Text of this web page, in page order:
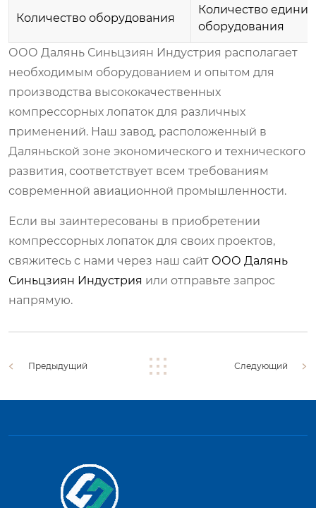
Количество оборудования
Количество единиц
оборудования
ООО Далянь Синьцзиян Индустрия располагает
необходимым оборудованием и опытом для
производства высококачественных
компрессорных лопаток для различных
применений. Наш завод, расположенный в
Даляньской зоне экономического и технического
развития, соответствует всем требованиям
современной авиационной промышленности.
Если вы заинтересованы в приобретении
компрессорных лопаток для своих проектов,
свяжитесь с нами через наш сайт ООО Далянь
Синьцзиян Индустрия или отправьте запрос
напрямую.
Предыдущий Следующий